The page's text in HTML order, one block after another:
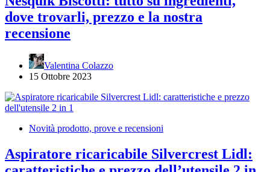
dove trovarli, prezzo e la nostra
recensione
Valentina Colazzo
15 Ottobre 2023
Novità prodotto, prove e recensioni
Aspiratore ricaricabile Silvercrest Lidl: